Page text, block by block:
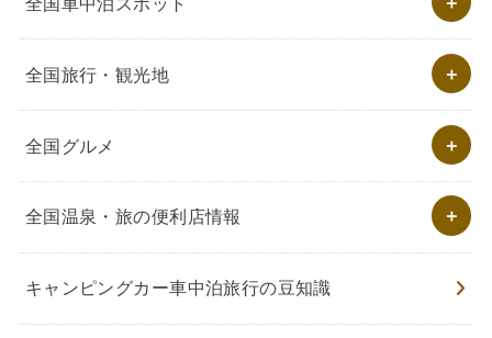
全国旅行・観光地
全国グルメ
全国温泉・旅の便利店情報
キャンピングカー車中泊旅行の豆知識